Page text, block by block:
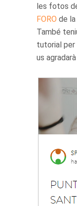
les fotos
FORO de la
També
tutorial per
us